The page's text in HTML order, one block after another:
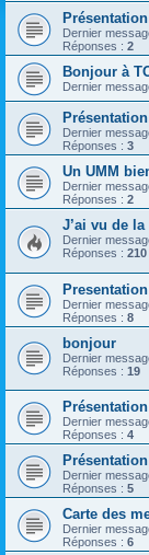
Présentation
Dernier
Réponses : 2
Bonjour à
Dernier
Dernier
Réponses : 3
Un UMM
Dernier
Réponses : 2
J’ai vu de
Dernier
Réponses : 210
Dernier
Réponses : 8
bonjour
Dernier
Réponses : 19
Présentation
Dernier
Réponses : 4
Présentation
Dernier
Réponses : 5
Carte des
Dernier
Réponses : 6